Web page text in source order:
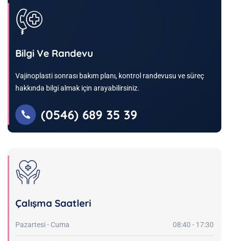
Bilgi Ve Randevu
Vajinoplasti sonrası bakım planı, kontrol randevusu ve süreç
hakkında bilgi almak için arayabilirsiniz.
(0546) 689 35 39
Çalışma Saatleri
Pazartesi - Cuma 08:40 - 17:30